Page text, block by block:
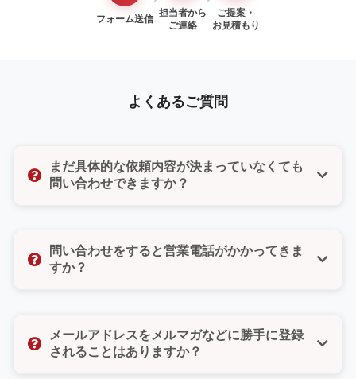
フォーム送信
担当者から
ご連絡
ご提案・
お見積もり
よくあるご質問
まだ具体的な依頼内容が決まっていなくても
問い合わせできますか？
たい」「ちょっとした質問だけでもいいのかな」そん
な気持ちでも大丈夫です。どんな小さなご相談でもお
問い合わせをすると営業電話がかかってきま
すか？
たしません。また、お問い合わせフォームではご希望
の連絡方法（電話・メール・どちらでもよい）をお選
メールアドレスをメルマガなどに勝手に登録
されることはありますか？